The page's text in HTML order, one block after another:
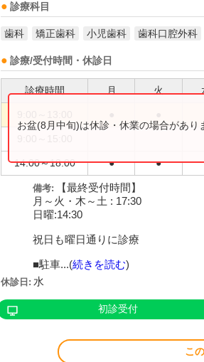
診療科目
歯科 矯正歯科 小児歯科 歯科口腔外科
診療/受付時間・休診日
診療時間 月 火
14:00～18:00 ● ●
お盆(8月中旬)は休診・休業の場合があり
備考:
【最終受付時間】
月～火・木～土 : 17:30
日曜:14:30
祝日も曜日通りに診療
■駐車...(続きを読む)
休診日: 水
初診受付
こ